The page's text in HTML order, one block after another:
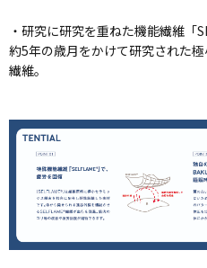
・研究に研究を重ねた機能繊維「
約5年の歳月をかけて研究された
繊維。